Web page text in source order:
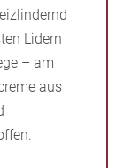
Lidern
– am
aus